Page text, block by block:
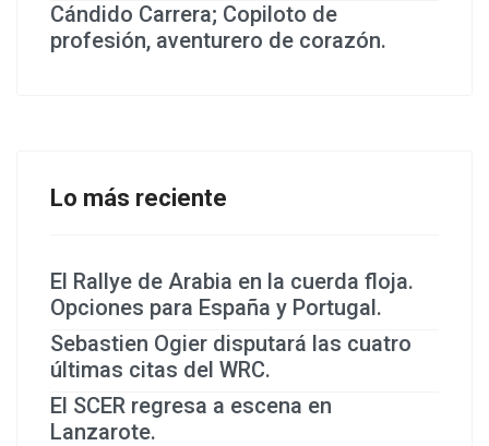
Cándido Carrera; Copiloto de
profesión, aventurero de corazón.
Lo más reciente
El Rallye de Arabia en la cuerda floja.
Opciones para España y Portugal.
Sebastien Ogier disputará las cuatro
últimas citas del WRC.
El SCER regresa a escena en
Lanzarote.